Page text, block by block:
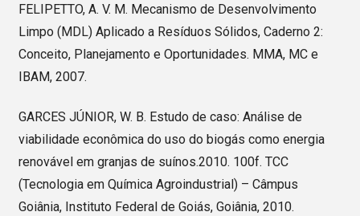
FELIPETTO, A. V. M. Mecanismo de Desenvolvimento
Limpo (MDL) Aplicado a Resíduos Sólidos, Caderno 2:
Conceito, Planejamento e Oportunidades. MMA, MC e
IBAM, 2007.
GARCES JÚNIOR, W. B. Estudo de caso: Análise de
viabilidade econômica do uso do biogás como energia
renovável em granjas de suínos.2010. 100f. TCC
(Tecnologia em Química Agroindustrial) – Câmpus
Goiânia, Instituto Federal de Goiás, Goiânia, 2010.